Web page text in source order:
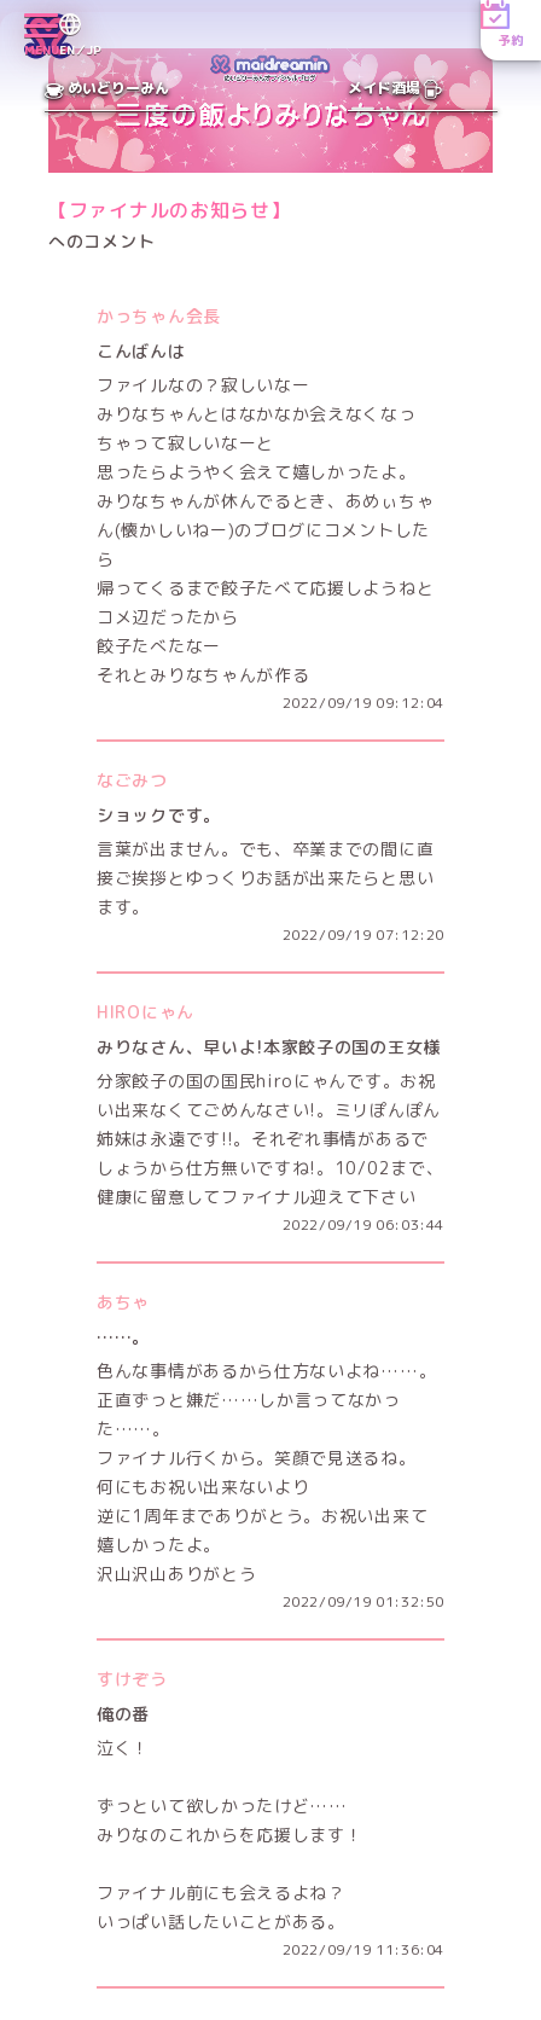
MENUEN／JP
予約
めいどりーみん メイド酒場
【ファイナルのお知らせ】
へのコメント
かっちゃん会長
こんばんは
ファイルなの？寂しいなー
みりなちゃんとはなかなか会えなくなっ
ちゃって寂しいなーと
思ったらようやく会えて嬉しかったよ。
みりなちゃんが休んでるとき、あめぃちゃ
ん(懐かしいねー)のブログにコメントした
ら
帰ってくるまで餃子たべて応援しようねと
コメ辺だったから
餃子たべたなー
それとみりなちゃんが作る
2022/09/19 09:12:04
なごみつ
ショックです。
言葉が出ません。でも、卒業までの間に直
接ご挨拶とゆっくりお話が出来たらと思い
ます。
2022/09/19 07:12:20
HIROにゃん
みりなさん、早いよ!本家餃子の国の王女様
分家餃子の国の国民hiroにゃんです。お祝
い出来なくてごめんなさい!。ミリぽんぽん
姉妹は永遠です!!。それぞれ事情があるで
しょうから仕方無いですね!。10/02まで、
健康に留意してファイナル迎えて下さい
2022/09/19 06:03:44
あちゃ
……。
色んな事情があるから仕方ないよね……。
正直ずっと嫌だ……しか言ってなかっ
た……。
ファイナル行くから。笑顔で見送るね。
何にもお祝い出来ないより
逆に1周年までありがとう。お祝い出来て
嬉しかったよ。
沢山沢山ありがとう
2022/09/19 01:32:50
すけぞう
俺の番
泣く！
ずっといて欲しかったけど……
みりなのこれからを応援します！
ファイナル前にも会えるよね？
いっぱい話したいことがある。
2022/09/19 11:36:04